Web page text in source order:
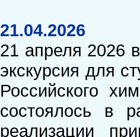
21.04.2026
21 апреля 2026
экскурсия для
Российского
состоялось в
реализации